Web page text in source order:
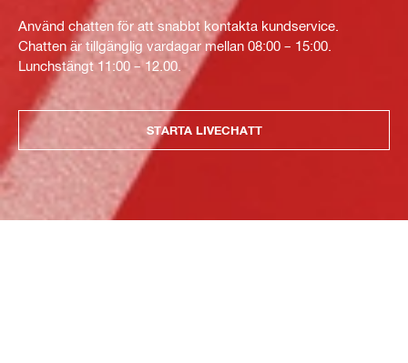
Använd chatten för att snabbt kontakta kundservice.
Chatten är tillgänglig vardagar mellan 08:00 – 15:00.
Lunchstängt 11:00 – 12.00.
STARTA LIVECHATT